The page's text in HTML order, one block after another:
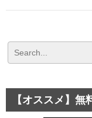
【オススメ】